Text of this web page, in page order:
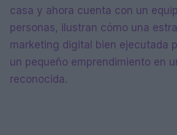
casa y ahora cuenta con un
personas, ilustran cómo una
marketing digital bien ejecutada
un pequeño emprendimiento en
reconocida.